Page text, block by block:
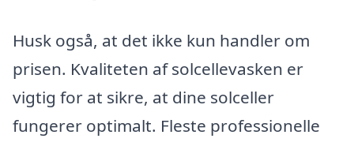
Husk også, at det ikke kun handler om
prisen. Kvaliteten af solcellevasken er
vigtig for at sikre, at dine solceller
fungerer optimalt. Fleste professionelle